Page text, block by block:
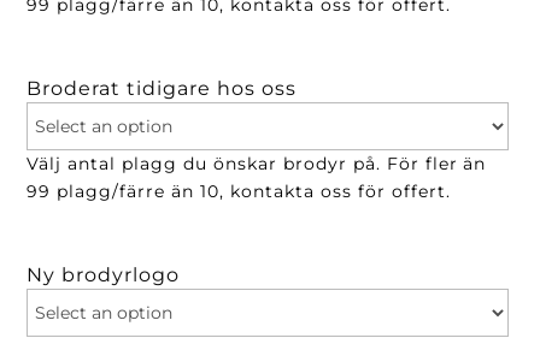
99 plagg/färre än 10, kontakta oss för offert.
Broderat tidigare hos oss
Välj antal plagg du önskar brodyr på. För fler än
99 plagg/färre än 10, kontakta oss för offert.
Ny brodyrlogo